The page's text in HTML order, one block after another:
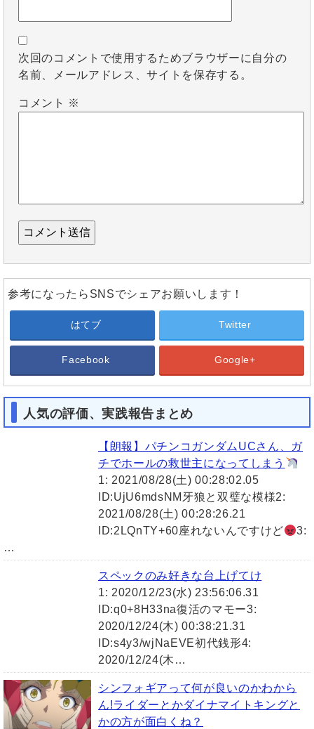
次回のコメントで使用するためブラウザーに自分の
名前、メールアドレス、サイトを保存する。
コメント ※
参考になったらSNSでシェアお願いします！
はてブ Twitter
Facebook Google+
人気の評価、実践報告まとめ
【朗報】パチンコガンダムUCさん、ガ
チでホールの救世主になってしまう
1: 2021/08/28(土) 00:28:02.05
ID:UjU6mdsNM牙狼と双璧な模様2:
2021/08/28(土) 00:28:26.21
ID:2LQnTY+60座れないんですけど
3:
…
スペックのみ好きな台上げてけ
1: 2020/12/23(水) 23:56:06.31
ID:q0+8H33na復活のマモー3:
2020/12/24(木) 00:38:21.31
ID:s4y3/wjNaEVE初代銭形4:
2020/12/24(木…
シンフォギアって何が良いのかわから
ん!ライダーとかダイナマイトキングと
かの方が面白くね？